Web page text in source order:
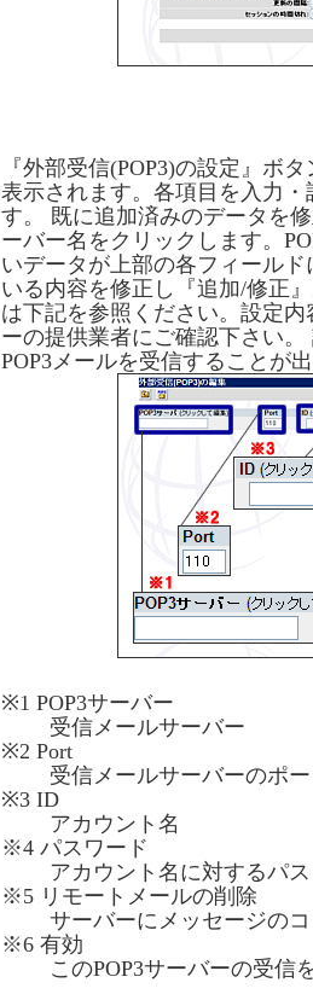
『外部受信(POP3)の設定』ボ
表示されます。各項目を入力
す。 既に追加済みのデータを
ーバー名をクリックします。
いデータが上部の各フィール
いる内容を修正し『追加/修正
は下記を参照ください。設定
ーの提供業者にご確認下さい
POP3メールを受信することが
※1 POP3サーバー
受信メールサーバー
※2 Port
受信メールサーバーのポ
※3 ID
アカウント名
※4 パスワード
アカウント名に対するパ
※5 リモートメールの削除
サーバーにメッセージの
※6 有効
このPOP3サーバーの受信